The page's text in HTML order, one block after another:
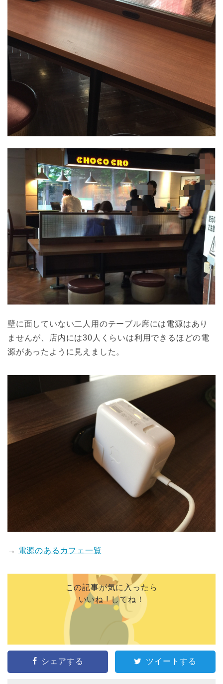
壁に面していない二人用のテーブル席には電源はあり
ませんが、店内には30人くらいは利用できるほどの電
源があったように見えました。
→ 電源のあるカフェ一覧
この記事が気に入ったら
いいね ! してね！
シェアする ツイートする